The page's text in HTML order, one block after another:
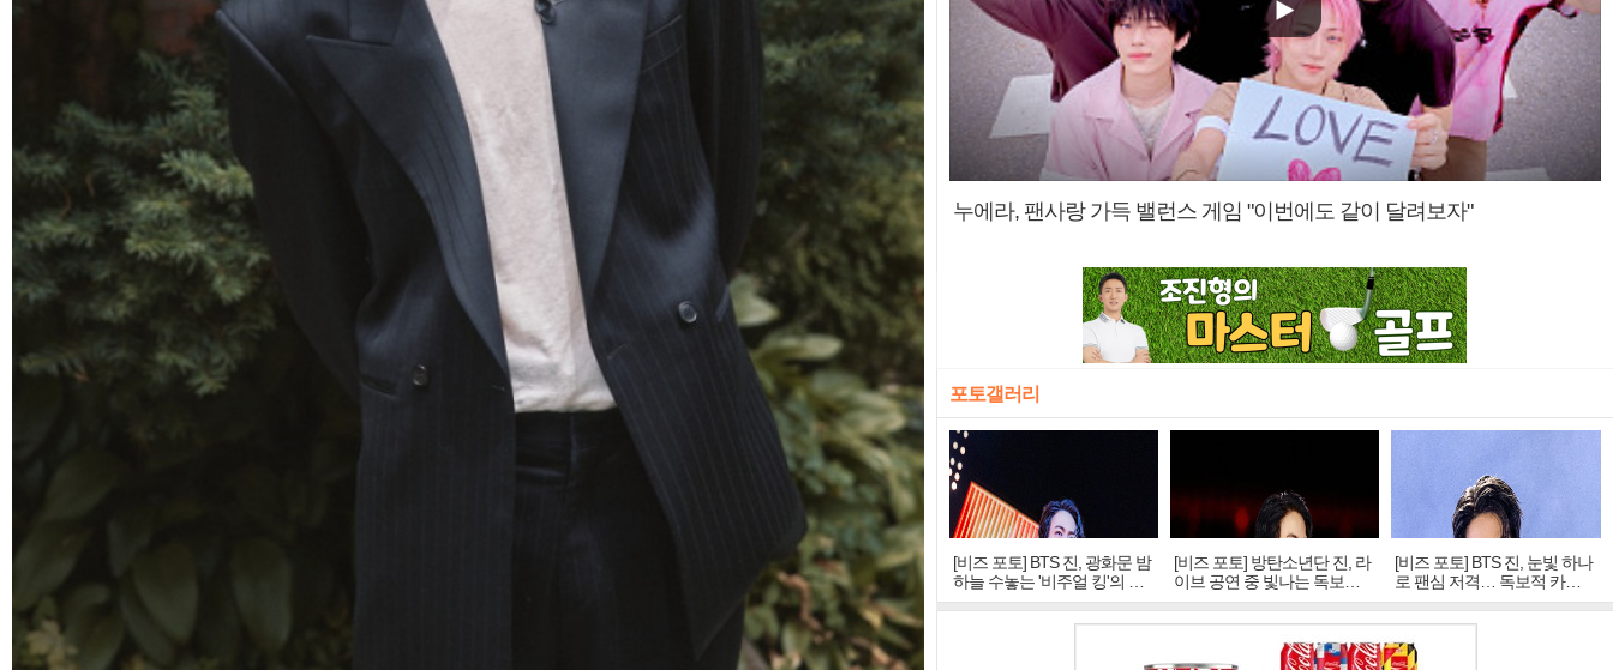
누에라, 팬사랑 가득 밸런스 게임 "이번에도 같이 달려보자"
포토갤러리
[비즈 포토] BTS 진, 광화문 밤
하늘 수놓는 '비주얼 킹'의 열
창
[비즈 포토] 방탄소년단 진, 라
이브 공연 중 빛나는 독보적
아우라
[비즈 포토] BTS 진, 눈빛 하나
로 팬심 저격… 독보적 카리
스마